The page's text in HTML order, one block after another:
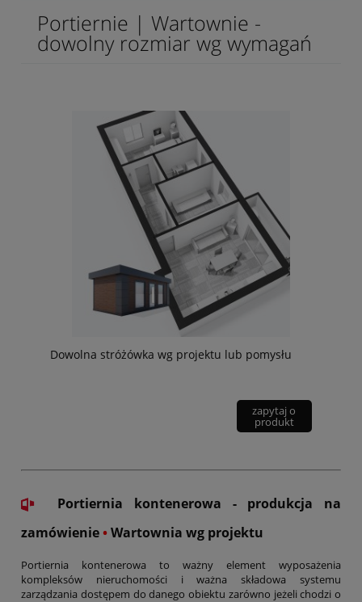
Portiernie | Wartownie -
dowolny rozmiar wg wymagań
Dowolna stróżówka wg projektu lub pomysłu
zapytaj o
produkt
Portiernia kontenerowa - produkcja na
zamówienie•Wartownia wg projektu
Portiernia kontenerowa to ważny element wyposażenia
kompleksów nieruchomości i ważna składowa systemu
zarządzania dostępem do danego obiektu zarówno jeżeli chodzi o